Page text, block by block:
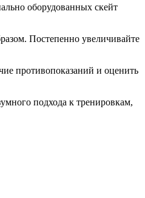
оборудованных скейт
Постепенно увеличивайте
противопоказаний и оценить
подхода к тренировкам,